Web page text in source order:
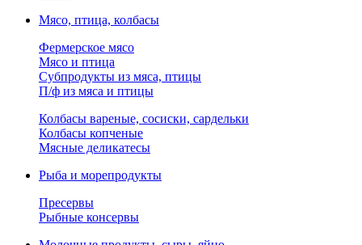
Мясо, птица, колбасы
Фермерское мясо
Мясо и птица
Субпродукты из мяса, птицы
П/ф из мяса и птицы
Колбасы вареные, сосиски, сардельки
Колбасы копченые
Мясные деликатесы
Рыба и морепродукты
Пресервы
Рыбные консервы